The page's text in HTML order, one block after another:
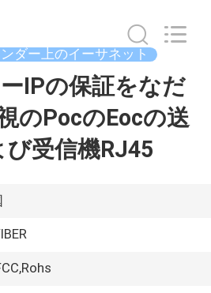
ダー上のイーサネット
IPの保証をなだ
のPocのEocの送
受信機RJ45